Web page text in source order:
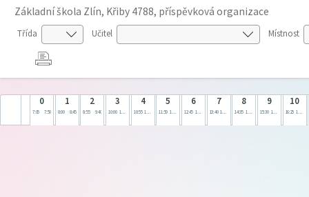
Základní škola Zlín, Křiby 4788, příspěvková organizace
Třída Učitel Místnost
0
7:05 7:50
1
8:00 8:45
2
8:55 9:40
3
10:00 10:45
4
10:55 11:40
5
11:50 12:35
6
12:45 13:30
7
13:40 14:25
8
14:35 15:20
9
15:30 16:15
10
16:25 17:10